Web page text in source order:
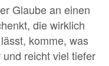
Glaube an einen
die wirklich
komme, was
reicht viel tiefer